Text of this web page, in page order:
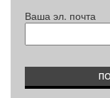
Ваша эл. почта